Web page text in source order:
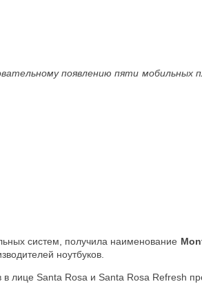
появлению пяти
систем, получила наименование
ноутбуков.
лице Santa Rosa и Santa Rosa Refresh